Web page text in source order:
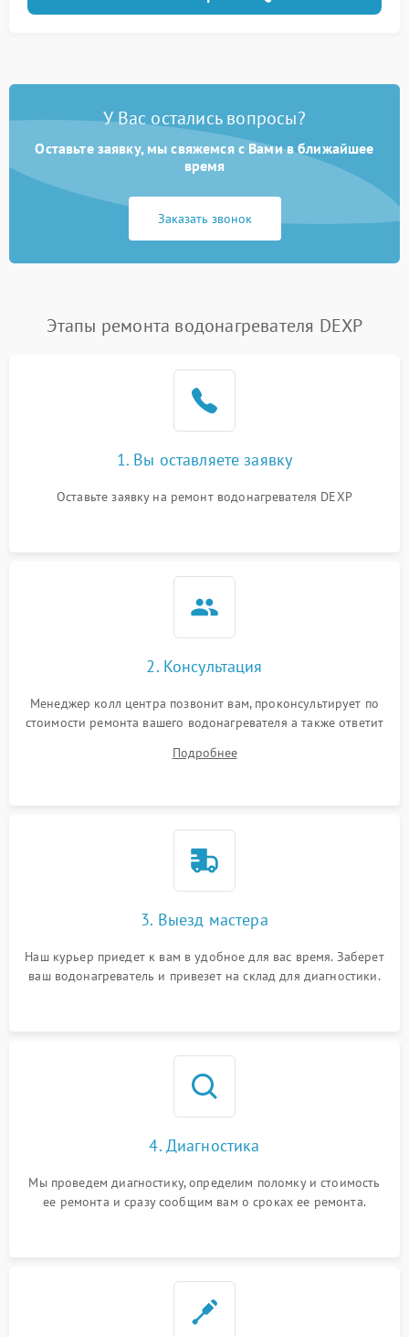
У Вас остались вопросы?
Оставьте заявку, мы свяжемся с Вами в ближайшее
время
Заказать звонок
Этапы ремонта водонагревателя DEXP
1. Вы оставляете заявку
Оставьте заявку на ремонт водонагревателя DEXP
2. Консультация
Менеджер колл центра позвонит вам, проконсультирует по
стоимости ремонта вашего водонагревателя а также ответит
Подробнее
3. Выезд мастера
Наш курьер приедет к вам в удобное для вас время. Заберет
ваш водонагреватель и привезет на склад для диагностики.
4. Диагностика
Мы проведем диагностику, определим поломку и стоимость
ее ремонта и сразу сообщим вам о сроках ее ремонта.